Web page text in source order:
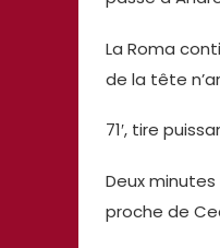
La Roma
de la tête
71′, tire
Deux
proche de